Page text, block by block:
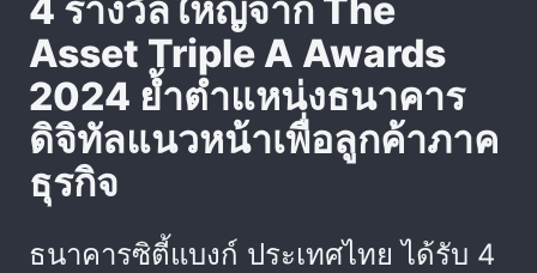
4 รางวัลใหญ่จาก The
Asset Triple A Awards
2024 ย้ำตำแหน่งธนาคาร
ดิจิทัลแนวหน้าเพื่อลูกค้าภาค
ธุรกิจ
ธนาคารซิตี้แบงก์ ประเทศไทย ได้รับ 4